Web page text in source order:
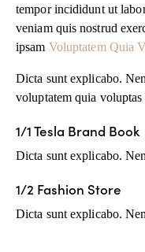
tempor incididunt ut
veniam quis nostrud
ipsam Voluptatem Quia
Dicta sunt explicabo.
voluptatem quia
1/1 Tesla Brand Book
Dicta sunt explicabo.
1/2 Fashion Store
Dicta sunt explicabo.